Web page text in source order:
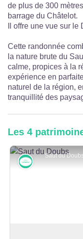
de plus de 300
barrage du Châtelot.
Il offre une vue sur
Cette randonnée
la nature brute du
calme, propices à la
expérience en
naturel de la région,
tranquillité des
Les 4
Saut du
Rivières et